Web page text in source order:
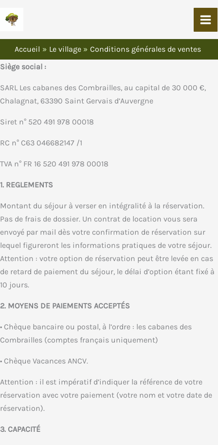
Au
Accueil
Le village
Conditions générales de ventes
Siège social :
SARL Les cabanes des Combrailles, au capital de 30 000 €,
Chalagnat, 63390 Saint Gervais d’Auvergne
Siret n° 520 491 978 00018
RC n° C63 046682147 /1
TVA n° FR 16 520 491 978 00018
1. REGLEMENTS
Montant du séjour à verser en intégralité à la réservation.
Pas de frais de dossier. Un contrat de location vous sera
envoyé par mail dès votre confirmation de réservation sur
lequel figureront les informations pratiques de votre séjour.
Attention : votre option de réservation peut être levée en cas
de retard de paiement du séjour, le délai d’option étant fixé à
10 jours.
2. MOYENS DE PAIEMENTS ACCEPTÉS
• Chèque bancaire ou postal, à l’ordre : les cabanes des
Combrailles (comptes français uniquement)
• Chèque Vacances ANCV.
Attention : il est impératif d’indiquer la référence de votre
réservation avec votre paiement (votre nom et votre date de
réservation).
3. CAPACITÉ